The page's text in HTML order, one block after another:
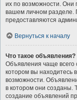
их по возможности. Они
вашем личном разделе.
предоставляются
Вернуться к началу
Что такое объявления?
Объявления чаще
котором вы находитесь
возможности.
в котором они созданы.
создание объявлений